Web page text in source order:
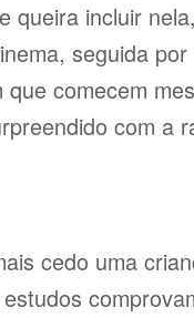
queira incluir
seguida
comecem
com a
cedo uma